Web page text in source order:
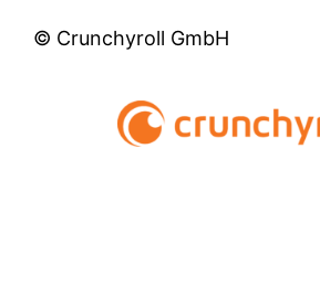
© Crunchyroll GmbH